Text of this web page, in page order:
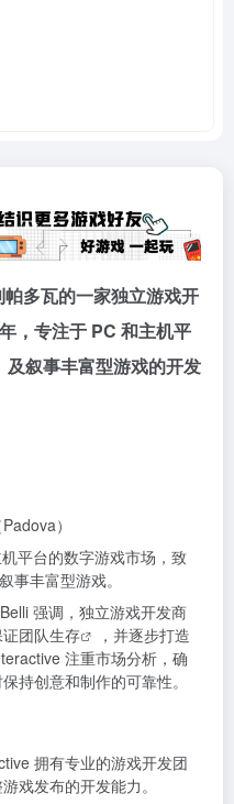
多瓦的一家独立游戏开
，专注于 PC 和主机平
及叙事丰富型游戏的开发
）
机平台的数字游戏市场，致
事丰富型游戏。
强调，独立游戏开发商
团队生存
，并逐步打造
注重市场分析，确
持创意和制作的可靠性。
拥有专业的游戏开发团
戏发布的开发能力。